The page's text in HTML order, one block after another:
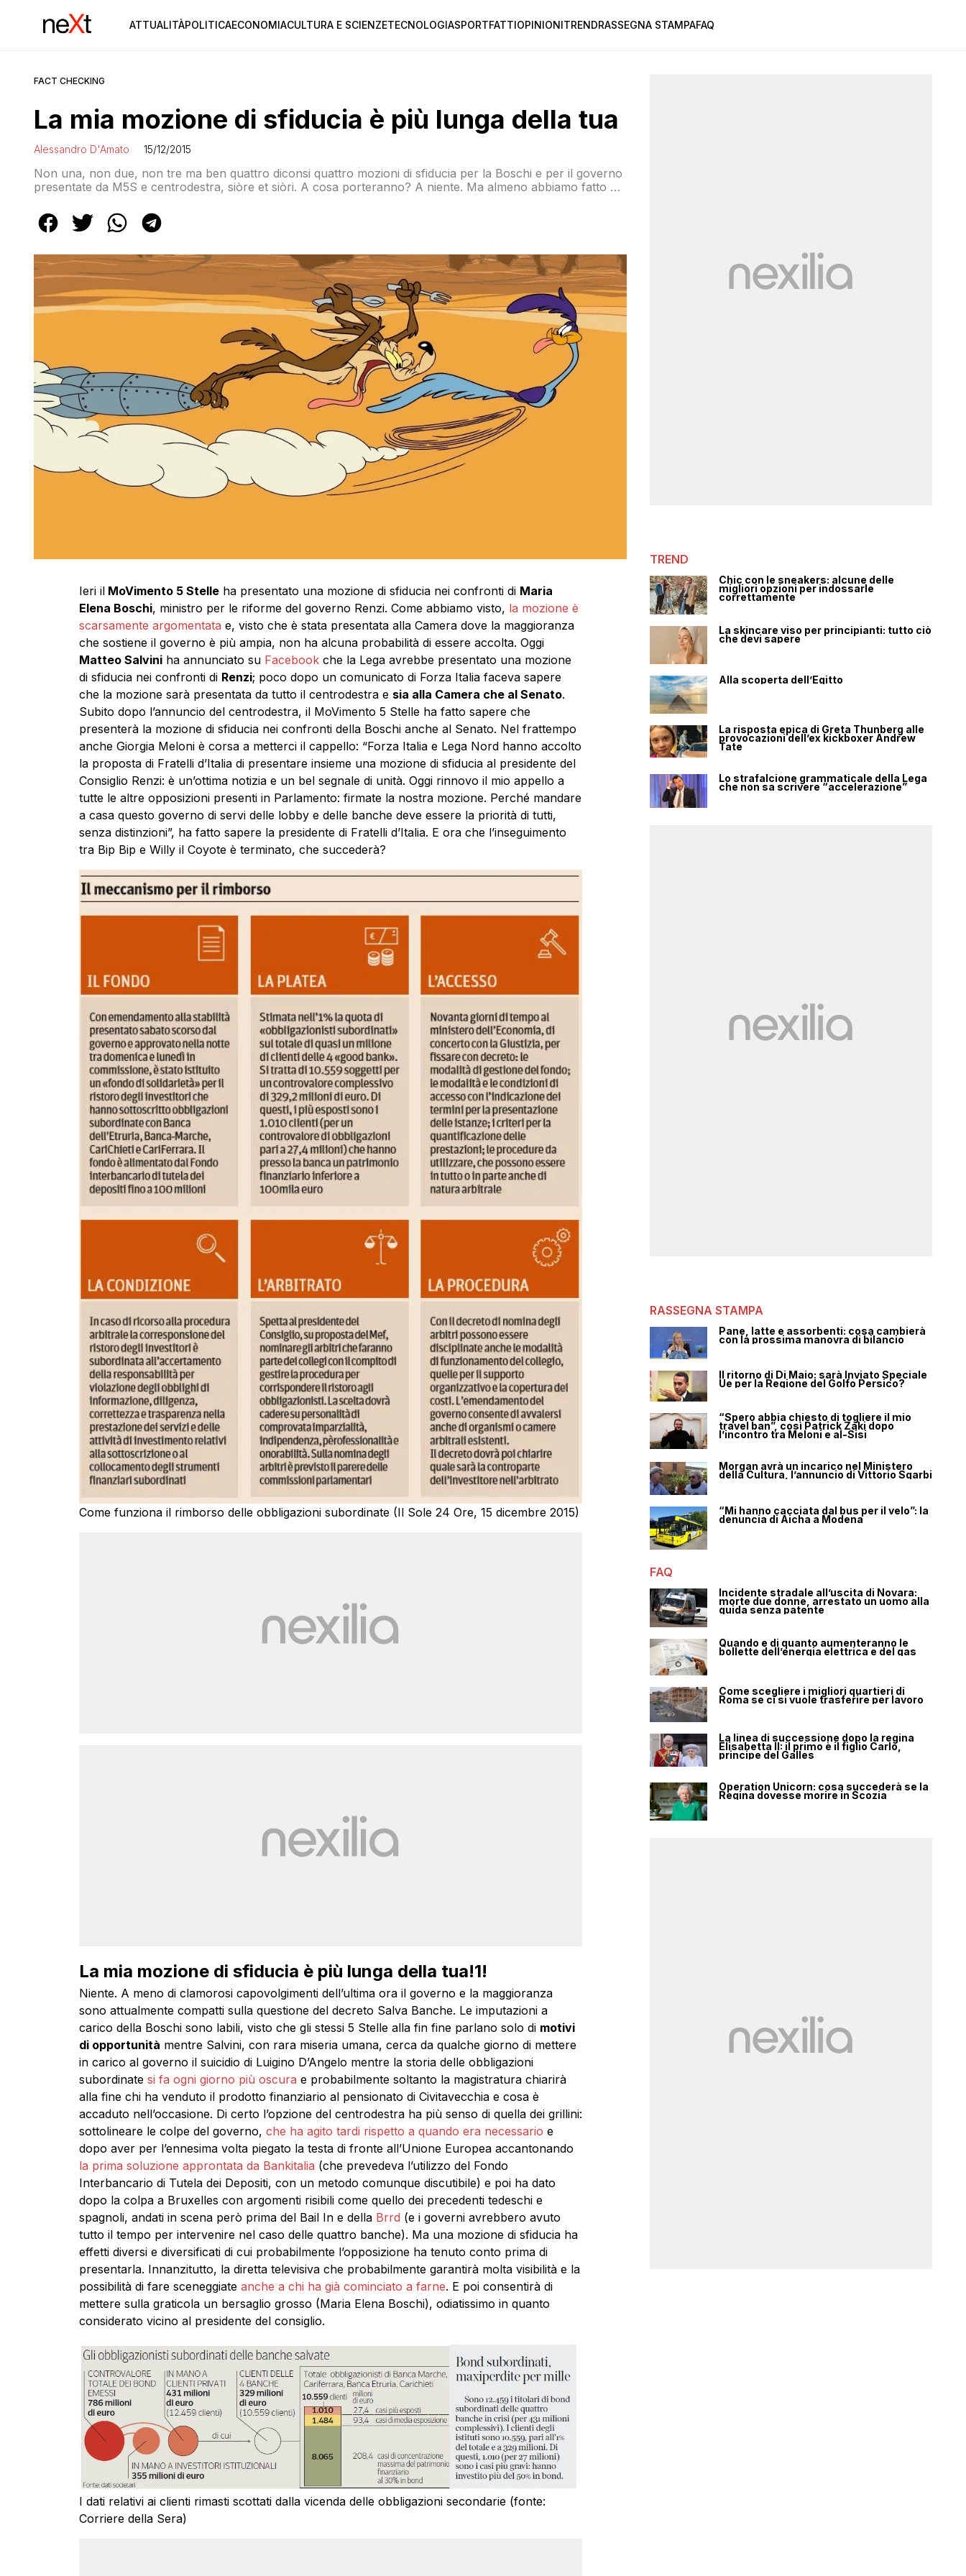
ATTUALITÀPOLITICAECONOMIACULTURA E SCIENZETECNOLOGIASPORTFATTIOPINIONITRENDRASSEGNA STAMPAFAQ
FACT CHECKING
La mia mozione di sfiducia è più lunga della tua
Alessandro D'Amato 15/12/2015
Non una, non due, non tre ma ben quattro diconsi quattro mozioni di sfiducia per la Boschi e per il governo
presentate da M5S e centrodestra, siòre et siòri. A cosa porteranno? A niente. Ma almeno abbiamo fatto un
Ieri ilMoVimento 5 Stelleha presentato una mozione di sfiducia nei confronti di Maria
Elena Boschi, ministro per le riforme del governo Renzi. Come abbiamo visto, la mozione è
scarsamente argomentata e, visto che è stata presentata alla Camera dove la maggioranza
che sostiene il governo è più ampia, non ha alcuna probabilità di essere accolta. Oggi
Matteo Salviniha annunciato su Facebook che la Lega avrebbe presentato una mozione
di sfiducia nei confronti di Renzi; poco dopo un comunicato di Forza Italia faceva sapere
che la mozione sarà presentata da tutto il centrodestra e sia alla Camera che al Senato.
Subito dopo l’annuncio del centrodestra, il MoVimento 5 Stelle ha fatto sapere che
presenterà la mozione di sfiducia nei confronti della Boschi anche al Senato. Nel frattempo
anche Giorgia Meloni è corsa a metterci il cappello: “Forza Italia e Lega Nord hanno accolto
la proposta di Fratelli d’Italia di presentare insieme una mozione di sfiduciaal presidente del
Consiglio Renzi: è un’ottima notizia e un bel segnale di unità. Oggi rinnovo il mio appello a
tutte le altre opposizioni presenti in Parlamento: firmate la nostra mozione. Perché mandare
a casa questo governo di servi delle lobby e delle banche deve essere la priorità di tutti,
senza distinzioni”, ha fatto sapere la presidente di Fratelli d’Italia. E ora che l’inseguimento
tra Bip Bip e Willy il Coyote è terminato, che succederà?
Come funziona il rimborso delle obbligazioni subordinate (Il Sole 24 Ore, 15 dicembre 2015)
La mia mozione di sfiducia è più lunga della tua!1!
Niente. A meno di clamorosi capovolgimenti dell’ultima ora il governo e la maggioranza
sono attualmente compatti sulla questione del decreto Salva Banche. Le imputazioni a
carico della Boschi sono labili, visto che gli stessi 5 Stelle alla fin fine parlano solo di motivi
di opportunità mentre Salvini, con rara miseria umana, cerca da qualche giorno di mettere
in carico al governo il suicidio di Luigino D’Angelo mentre la storia delle obbligazioni
subordinatesi fa ogni giorno più oscura e probabilmente soltanto la magistratura chiarirà
alla fine chi ha venduto il prodotto finanziario al pensionato di Civitavecchia e cosa è
accaduto nell’occasione. Di certo l’opzione del centrodestra ha più senso di quella dei grillini:
sottolineare le colpe del governo, che ha agito tardi rispetto a quando era necessario e
dopo aver per l’ennesima volta piegato la testa di fronte all’Unione Europea accantonando
la prima soluzione approntata da Bankitalia (che prevedeva l’utilizzo del Fondo
Interbancario di Tutela dei Depositi, con un metodo comunque discutibile) e poi ha dato
dopo la colpa a Bruxelles con argomenti risibili come quello dei precedenti tedeschi e
spagnoli, andati in scena però prima del Bail In e della Brrd (e i governi avrebbero avuto
tutto il tempo per intervenire nel caso delle quattro banche). Ma una mozione di sfiducia ha
effetti diversi e diversificati di cui probabilmente l’opposizione ha tenuto conto prima di
presentarla. Innanzitutto, la diretta televisiva che probabilmente garantirà molta visibilità e la
possibilità di fare sceneggiateanche a chi ha già cominciato a farne. E poi consentirà di
mettere sulla graticola un bersaglio grosso (Maria Elena Boschi), odiatissimo in quanto
considerato vicino al presidente del consiglio.
I dati relativi ai clienti rimasti scottati dalla vicenda delle obbligazioni secondarie (fonte:
Corriere della Sera)
TREND
Chic con le sneakers: alcune delle
migliori opzioni per indossarle
correttamente
La skincare viso per principianti: tutto ciò
che devi sapere
Alla scoperta dell’Egitto
La risposta epica di Greta Thunberg alle
provocazioni dell’ex kickboxer Andrew
Tate
Lo strafalcione grammaticale della Lega
che non sa scrivere “accelerazione”
RASSEGNA STAMPA
Pane, latte e assorbenti: cosa cambierà
con la prossima manovra di bilancio
Il ritorno di Di Maio: sarà Inviato Speciale
Ue per la Regione del Golfo Persico?
“Spero abbia chiesto di togliere il mio
travel ban”, così Patrick Zaki dopo
l’incontro tra Meloni e al-Sisi
Morgan avrà un incarico nel Ministero
della Cultura, l’annuncio di Vittorio Sgarbi
“Mi hanno cacciata dal bus per il velo”: la
denuncia di Aicha a Modena
FAQ
Incidente stradale all’uscita di Novara:
morte due donne, arrestato un uomo alla
guida senza patente
Quando e di quanto aumenteranno le
bollette dell’energia elettrica e del gas
Come scegliere i migliori quartieri di
Roma se ci si vuole trasferire per lavoro
La linea di successione dopo la regina
Elisabetta II: il primo è il figlio Carlo,
principe del Galles
Operation Unicorn: cosa succederà se la
Regina dovesse morire in Scozia